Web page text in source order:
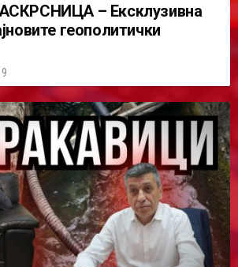
– Ексклузивна
геополитички